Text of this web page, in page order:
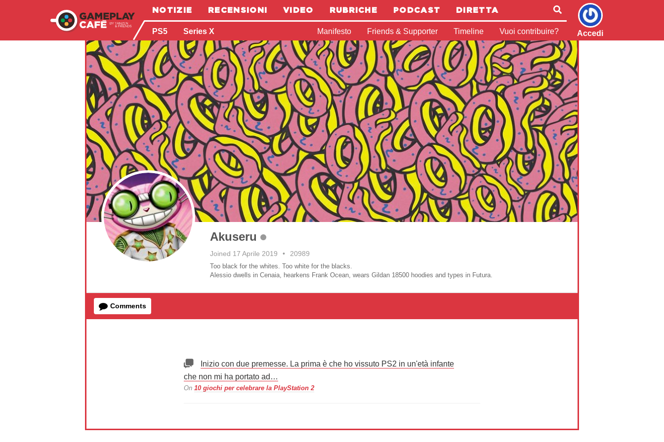
NOTIZIE RECENSIONI VIDEO RUBRICHE PODCAST DIRETTA
PS5 Series X Manifesto Friends & Supporter Timeline Vuoi contribuire? Accedi
Akuseru
Joined 17 Aprile 2019 • 20989
Too black for the whites. Too white for the blacks.
Alessio dwells in Cenaia, hearkens Frank Ocean, wears Gildan 18500 hoodies and types in Futura.
Comments
Inizio con due premesse. La prima è che ho vissuto PS2 in un'età infante
che non mi ha portato ad…
On 10 giochi per celebrare la PlayStation 2